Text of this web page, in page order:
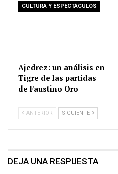
CULTURA Y ESPECTÁCULOS
Ajedrez: un análisis en
Tigre de las partidas
de Faustino Oro
ANTERIOR SIGUIENTE
DEJA UNA RESPUESTA